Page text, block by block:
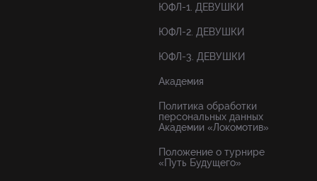
ЮФЛ-1. ДЕВУШКИ
ЮФЛ-2. ДЕВУШКИ
ЮФЛ-3. ДЕВУШКИ
Академия
Политика обработки
персональных данных
Академии «Локомотив»
Положение о турнире
«Путь Будущего»